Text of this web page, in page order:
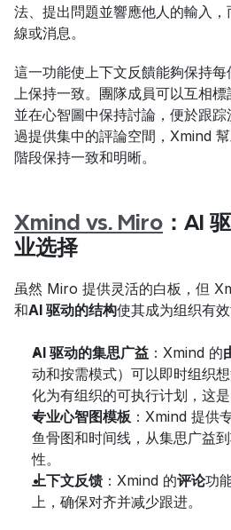
法、提出問題並響應他人的輸入
線或消息。
這一功能使上下文反饋能夠保持
上保持一致。團隊成員可以互相
並在心智圖中保持討論，便於跟
過提供集中的評論空間，Xmind
階段保持一致和明晰。
Xmind vs. Miro ：AI
业选择
虽然 Miro 提供灵活的白板，但
和AI 驱动的结构使其成为组织有
AI 驱动的集思广益 ：Xmind 的
动和按需模式）可以即时组织
化为有组织的可执行计划，这
专业心智图模板 ：Xmind 提供
鱼骨图和时间线，从集思广益
性。
上下文反馈 ：Xmind 的评论功
上，确保对齐并减少跟进。